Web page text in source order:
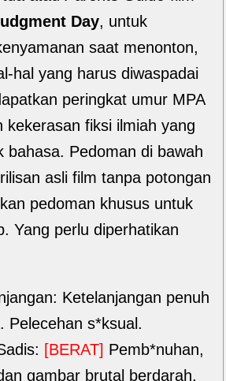
Day, untuk
saat menonton,
hal yang harus diwaspadai
peringkat umur MPA
kekerasan fiksi ilmiah yang
bahasa. Pedoman di bawah
asli film tanpa potongan
pedoman khusus untuk
Yang perlu diperhatikan
Ketelanjangan penuh
Pelecehan s*ksual.
[BERAT] Pemb*nuhan,
gambar brutal berdarah.